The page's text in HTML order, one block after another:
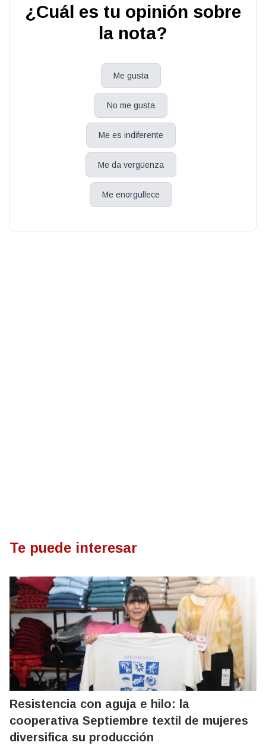
¿Cuál es tu opinión sobre
la nota?
Me gusta
No me gusta
Me es indiferente
Me da vergüenza
Me enorgullece
Te puede interesar
Resistencia con aguja e hilo: la
cooperativa Septiembre textil de mujeres
diversifica su producción